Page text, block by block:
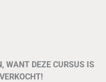
WANT DEZE CURSUS IS